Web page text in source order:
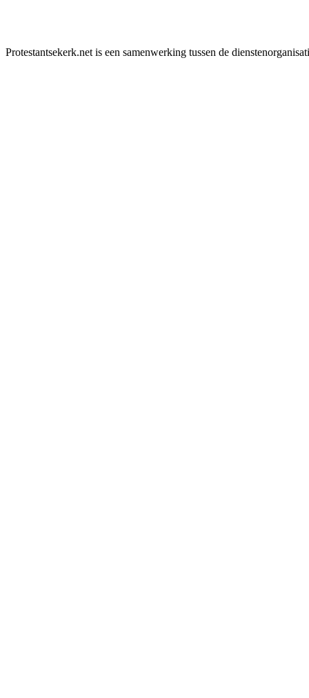
Protestantsekerk.net is een samenwerking tussen de